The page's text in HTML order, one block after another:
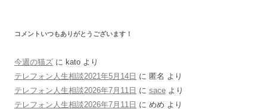
コメントいつもありがとうございます！
今週の猫ズ に kato より
テレフォン人生相談2021年5月14日 に 匿名 より
テレフォン人生相談2026年7月11日 に sace より
テレフォン人生相談2026年7月11日 に めめ より